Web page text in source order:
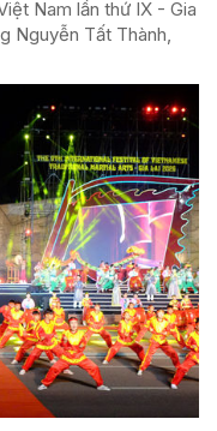
Nam lần thứ IX - Gia
Nguyễn Tất Thành,